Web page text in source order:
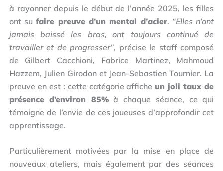
à rayonner depuis le début de l’année 2025, les filles
ont sufaire preuve d’un mental d’acier. “Elles n’ont
jamais baissé les bras, ont toujours continué de
travailler et de progresser”, précise le staff composé
de Gilbert Cacchioni, Fabrice Martinez, Mahmoud
Hazzem, Julien Girodon et Jean-Sebastien Tournier. La
preuve en est : cette catégorie affiche un joli taux de
présence d’environ 85% à chaque séance, ce qui
témoigne de l’envie de ces joueuses d’approfondir cet
apprentissage.
Particulièrement motivées par la mise en place de
nouveaux ateliers, mais également par des séances